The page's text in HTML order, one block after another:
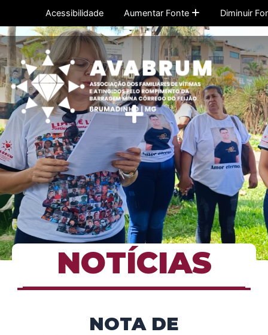
o
conteúdo
Acessibilidade Aumentar Fonte Diminuir
Menu
NOTÍCIAS
NOTA DE